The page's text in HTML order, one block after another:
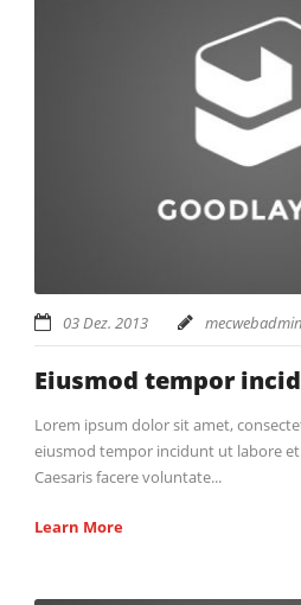
03 Dez. 2013 mecwebadmin
Eiusmod tempor
Lorem ipsum dolor sit amet,
eiusmod tempor incidunt ut labore
Caesaris facere voluntate...
Learn More